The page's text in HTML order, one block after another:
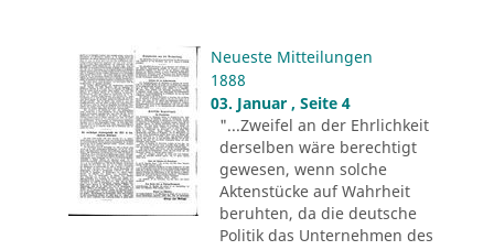
Neueste Mitteilungen
1888
03. Januar , Seite 4
"...Zweifel an der Ehrlichkeit
derselben wäre berechtigt
gewesen, wenn solche
Aktenstücke auf Wahrheit
beruhten, da die deutsche
Politik das Unternehmen des